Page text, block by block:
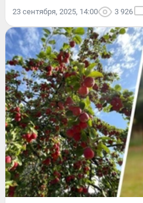
23 сентября, 2025, 14:00 3 926